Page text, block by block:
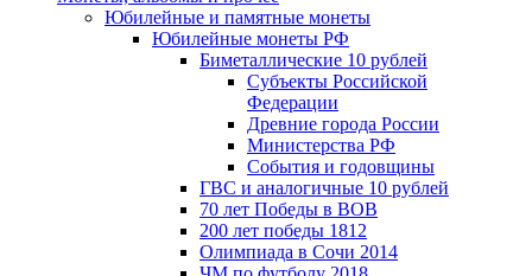
Юбилейные и памятные монеты
Юбилейные монеты РФ
Биметаллические 10 рублей
Субъекты Российской
Федерации
Древние города России
Министерства РФ
События и годовщины
ГВС и аналогичные 10 рублей
70 лет Победы в ВОВ
200 лет победы 1812
Олимпиада в Сочи 2014